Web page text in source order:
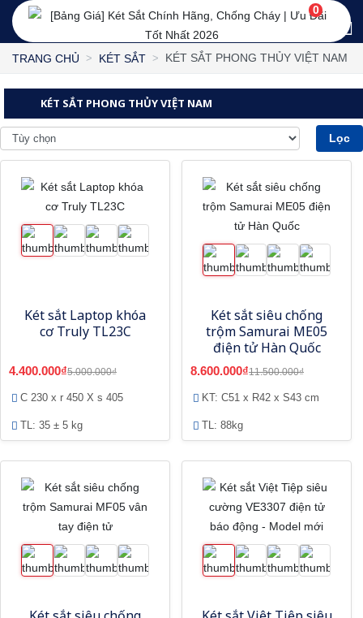
0
TRANG CHỦ KÉT SẮT KÉT SẮT PHONG THỦY VIỆT NAM
KÉT SẮT PHONG THỦY VIỆT NAM
Lọc
Két sắt Laptop khóa
cơ Truly TL23C
4.400.000₫5.000.000₫
C 230 x r 450 X s 405
TL: 35 ± 5 kg
Két sắt siêu chống
trộm Samurai ME05
điện tử Hàn Quốc
8.600.000₫11.500.000₫
KT: C51 x R42 x S43 cm
TL: 88kg